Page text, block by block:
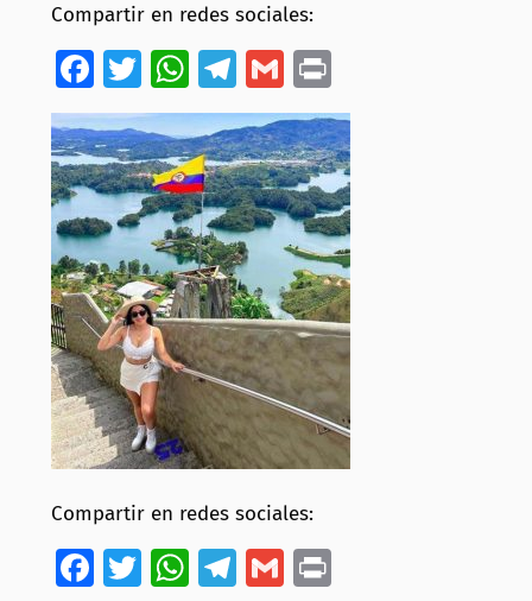
Compartir en redes sociales:
Facebook
Twitter
WhatsApp
Telegram
GmailPrint
Compartir en redes sociales:
Facebook
Twitter
WhatsApp
Telegram
GmailPrint